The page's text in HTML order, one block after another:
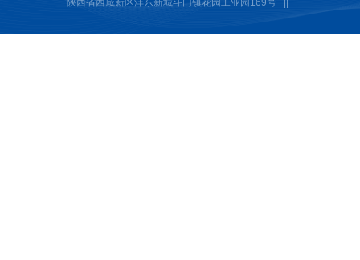
陕西省西咸新区沣东新城斗门镇花园工业园169号 ||